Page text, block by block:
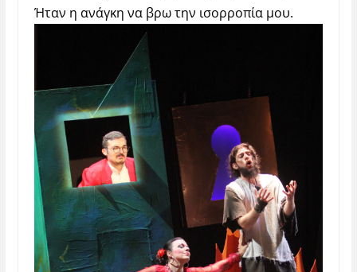
Ήταν η ανάγκη να βρω την ισορροπία μου.